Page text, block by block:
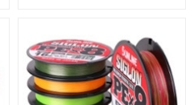
Силиконовые приманки Lucky
John 3D Series Zander Paddle Tail
4,0″ (10см) Z03
550₽